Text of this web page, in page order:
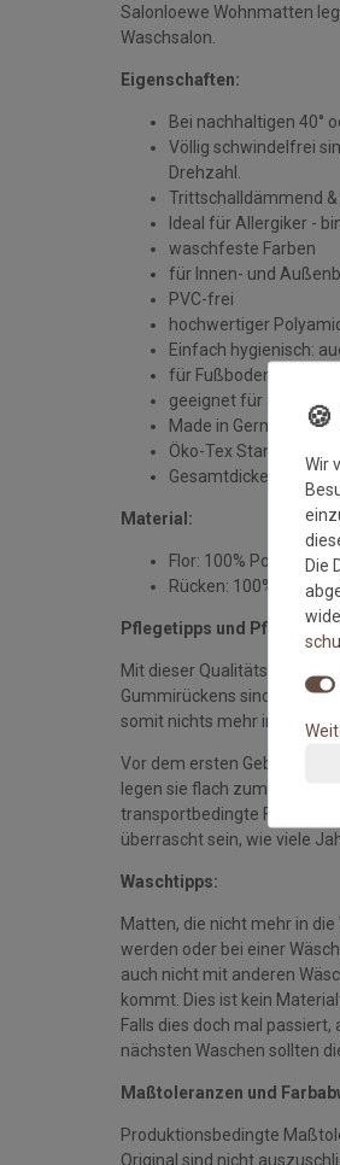
Salonloewe Wohnmatten
Waschsalon.
Eigenschaften:
Bei nachhaltigen 40°
Völlig schwindelfrei
Drehzahl.
Trittschalldämmend
Ideal für Allergiker -
waschfeste Farben
für Innen- und
PVC-frei
hochwertiger
Einfach hygienisch:
für Fußbodenheizung
geeignet für alle
Made in Germany
Öko-Tex Standard 100
Gesamtdicke: ca. 7
Material:
Flor: 100% Polyamid
Rücken: 100% Gummi
Pflegetipps und
Mit dieser Qualitätsmatte
Gummirückens sind die
somit nichts mehr im Wege.
Vor dem ersten Gebrauch
legen sie flach zum
transportbedingte Falten
überrascht sein, wie viele
Waschtipps:
Matten, die nicht mehr in
werden oder bei einer
auch nicht mit anderen
kommt. Dies ist kein
Falls dies doch mal
nächsten Waschen sollten
Maßtoleranzen und
Produktionsbedingte
Original sind nicht
Wir
Die